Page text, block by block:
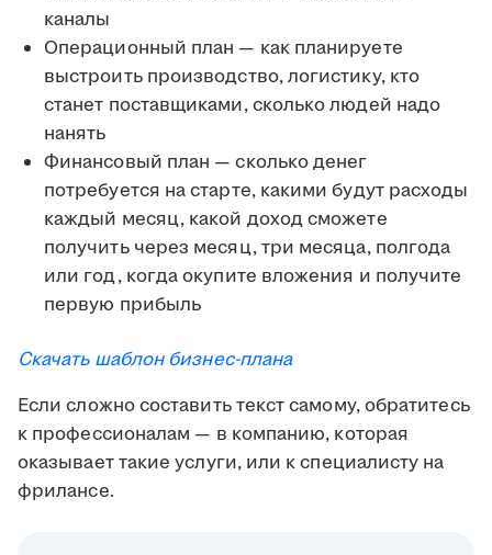
каналы
Операционный план — как планируете
выстроить производство, логистику, кто
станет поставщиками, сколько людей надо
нанять
Финансовый план — сколько денег
потребуется на старте, какими будут расходы
каждый месяц, какой доход сможете
получить через месяц, три месяца, полгода
или год, когда окупите вложения и получите
первую прибыль
Скачать шаблон бизнес-плана
Если сложно составить текст самому, обратитесь
к профессионалам — в компанию, которая
оказывает такие услуги, или к специалисту на
фрилансе.